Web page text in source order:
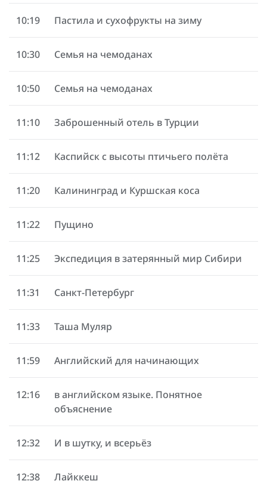
10:19 Пастила и сухофрукты на зиму
10:30 Семья на чемоданах
10:50 Семья на чемоданах
11:10 Заброшенный отель в Турции
11:12 Каспийск с высоты птичьего полёта
11:20 Калининград и Куршская коса
11:22 Пущино
11:25 Экспедиция в затерянный мир Сибири
11:31 Санкт-Петербург
11:33 Таша Муляр
11:59 Английский для начинающих
12:16
в английском языке. Понятное
объяснение
12:32 И в шутку, и всерьёз
12:38 Лайккеш